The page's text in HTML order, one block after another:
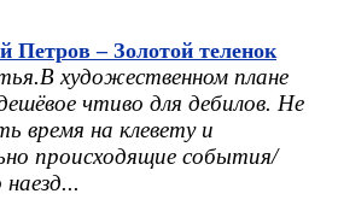
– Золотой теленок
художественном плане
чтиво для дебилов. Не
время на клевету и
происходящие события/